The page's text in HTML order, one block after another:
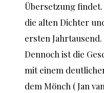
Übersetzung
die alten Dichter
ersten Jahrtausend.
Dennoch ist die
mit einem
dem Mönch ( Jan